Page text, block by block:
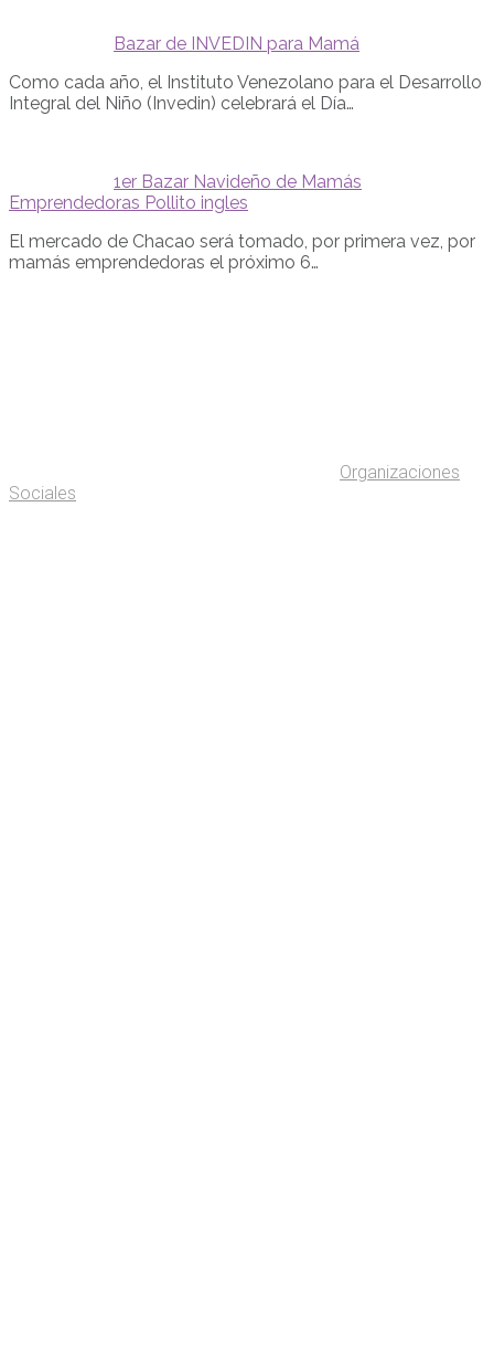
Bazar de INVEDIN para Mamá
Como cada año, el Instituto Venezolano para el Desarrollo
Integral del Niño (Invedin) celebrará el Día…
1er Bazar Navideño de Mamás
Emprendedoras Pollito ingles
El mercado de Chacao será tomado, por primera vez, por
mamás emprendedoras el próximo 6…
Organizaciones
Sociales